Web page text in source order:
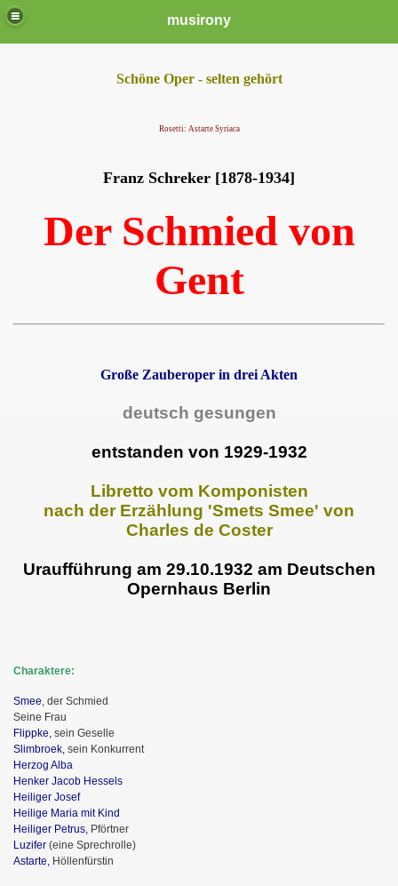
musirony
Schöne Oper - selten gehört
Rosetti: Astarte Syriaca
Franz Schreker [1878-1934]
Der Schmied von
Gent
Große Zauberoper in drei Akten
deutsch gesungen
entstanden von 1929-1932
Libretto vom Komponisten
nach der Erzählung 'Smets Smee' von
Charles de Coster
Uraufführung am 29.10.1932 am Deutschen
Opernhaus Berlin
Charaktere:
Smee, der Schmied
Seine Frau
Flippke, sein Geselle
Slimbroek, sein Konkurrent
Herzog Alba
Henker Jacob Hessels
Heiliger Josef
Heilige Maria mit Kind
Heiliger Petrus, Pförtner
Luzifer (eine Sprechrolle)
Astarte, Höllenfürstin